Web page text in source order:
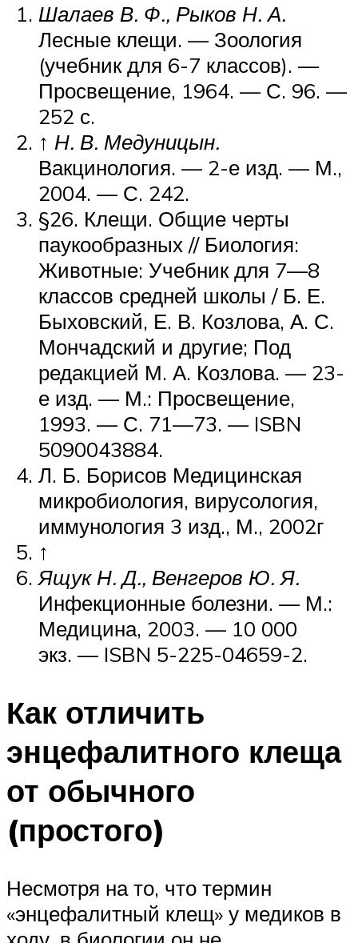
Шалаев В. Ф., Рыков Н. А.
Лесные клещи. — Зоология
(учебник для 6-7 классов). —
Просвещение, 1964. — С. 96. —
252 с.
↑ Н. В. Медуницын.
Вакцинология. — 2-е изд. — М.,
2004. — С. 242.
§26. Клещи. Общие черты
паукообразных // Биология:
Животные: Учебник для 7—8
классов средней школы / Б. Е.
Быховский, Е. В. Козлова, А. С.
Мончадский и другие; Под
редакцией М. А. Козлова. — 23-
е изд. — М.: Просвещение,
1993. — С. 71—73. — ISBN
5090043884.
Л. Б. Борисов Медицинская
микробиология, вирусология,
иммунология 3 изд., М., 2002г
↑
Ящук Н. Д., Венгеров Ю. Я.
Инфекционные болезни. — М.:
Медицина, 2003. — 10 000
экз. — ISBN 5-225-04659-2.
Как отличить
энцефалитного клеща
от обычного
(простого)
Несмотря на то, что термин
«энцефалитный клещ» у медиков в